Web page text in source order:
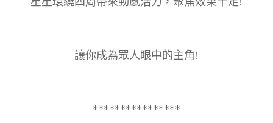
讓你成為眾人眼中的主角!
****************